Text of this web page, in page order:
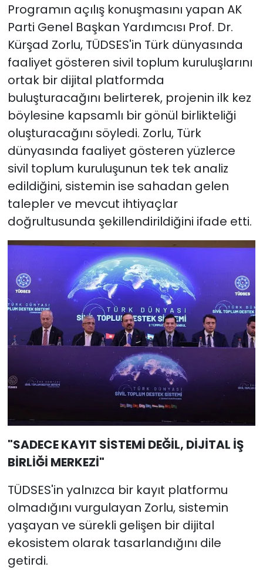
Programın açılış konuşmasını yapan AK
Parti Genel Başkan Yardımcısı Prof. Dr.
Kürşad Zorlu, TÜDSES'in Türk dünyasında
faaliyet gösteren sivil toplum kuruluşlarını
ortak bir dijital platformda
buluşturacağını belirterek, projenin ilk kez
böylesine kapsamlı bir gönül birlikteliği
oluşturacağını söyledi. Zorlu, Türk
dünyasında faaliyet gösteren yüzlerce
sivil toplum kuruluşunun tek tek analiz
edildiğini, sistemin ise sahadan gelen
talepler ve mevcut ihtiyaçlar
doğrultusunda şekillendirildiğini ifade etti.
"SADECE KAYIT SİSTEMİ DEĞİL, DİJİTAL İŞ
BİRLİĞİ MERKEZİ"
TÜDSES'in yalnızca bir kayıt platformu
olmadığını vurgulayan Zorlu, sistemin
yaşayan ve sürekli gelişen bir dijital
ekosistem olarak tasarlandığını dile
getirdi.